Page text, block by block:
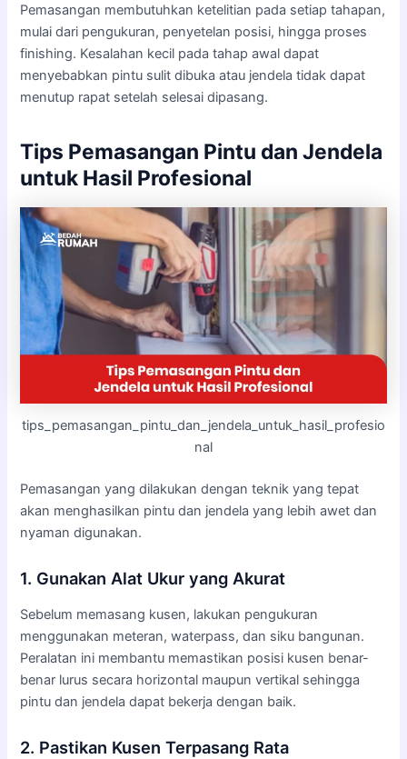
Pemasangan membutuhkan ketelitian pada setiap tahapan,
mulai dari pengukuran, penyetelan posisi, hingga proses
finishing. Kesalahan kecil pada tahap awal dapat
menyebabkan pintu sulit dibuka atau jendela tidak dapat
menutup rapat setelah selesai dipasang.
Tips Pemasangan Pintu dan Jendela
untuk Hasil Profesional
tips_pemasangan_pintu_dan_jendela_untuk_hasil_profesio
nal
Pemasangan yang dilakukan dengan teknik yang tepat
akan menghasilkan pintu dan jendela yang lebih awet dan
nyaman digunakan.
1. Gunakan Alat Ukur yang Akurat
Sebelum memasang kusen, lakukan pengukuran
menggunakan meteran, waterpass, dan siku bangunan.
Peralatan ini membantu memastikan posisi kusen benar-
benar lurus secara horizontal maupun vertikal sehingga
pintu dan jendela dapat bekerja dengan baik.
2. Pastikan Kusen Terpasang Rata